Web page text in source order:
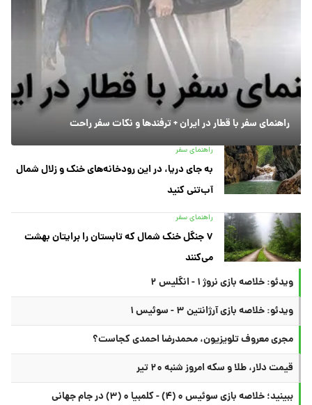
راهنمای سفر با قطار در ایران + ترفندها و نکات سفر راحت
راهنمای سفر
به جای دریا، در این رودخانه‌های خنک و زلال شمال
آب‌تنی کنید
راهنمای سفر
۷ جنگل خنک شمال که تابستان را برایتان بهشت
می‌کنند
ویدئو: خلاصه بازی نروژ ۱ - انگلیس ۲
ویدئو: خلاصه بازی آرژانتین ۳ - سوئیس ۱
مجری معروف تلویزیون، محمدرضا احمدی کجاست؟
قیمت دلار، طلا و سکه امروز شنبه ۲۰ تیر
ببینید؛ خلاصه بازی سوئیس ۰ (۴) - کلمبیا ۰ (۳) در جام جهانی